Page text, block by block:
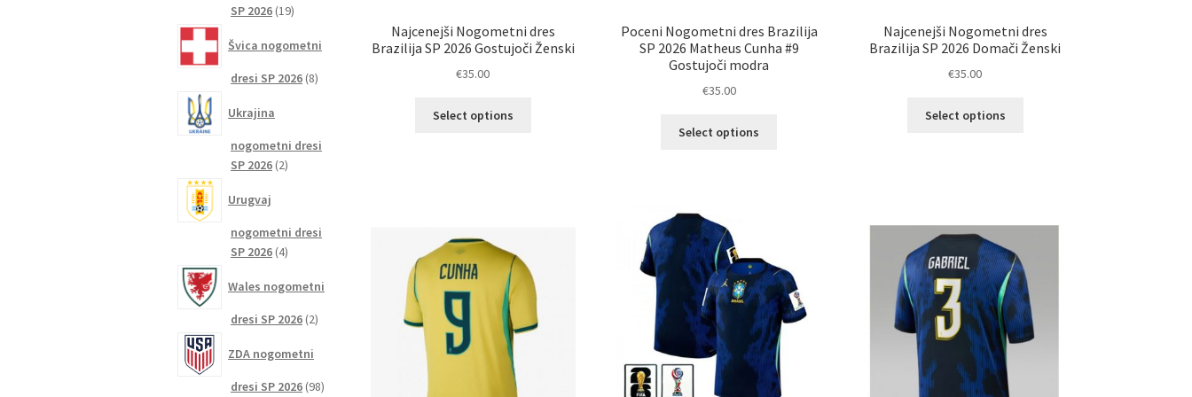
Najcenejši Nogometni dres
Brazilija SP 2026 Gostujoči Ženski
€35.00
Select options
strani
Poceni Nogometni dres Brazilija
SP 2026 Matheus Cunha #9
Gostujoči modra
€35.00
Select options
na
strani
izdelka
Najcenejši Nogometni dres
Brazilija SP 2026 Domači Ženski
€35.00
Select options
lahko
na
strani
izdelka
SP 2026 1919
Švica nogometni
dresi SP 2026 88
Ukrajina
nogometni dresi
SP 2026 22
Urugvaj
nogometni dresi
SP 2026 44
Wales nogometni
dresi SP 2026 22
ZDA nogometni
dresi SP 2026 9898